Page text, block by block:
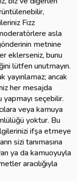
Fizz
asla
metnine
eklerseniz, bunu
lütfen unutmayın.
yayınlamaz; ancak
her mesajda
yapmayı seçebilir.
veya kamuya
yoktur. Bu
ifşa etmeye
sizi tanımasına
ya da kamuoyuyla
aracılığıyla